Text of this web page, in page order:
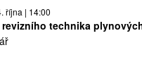
října | 14:00
technika